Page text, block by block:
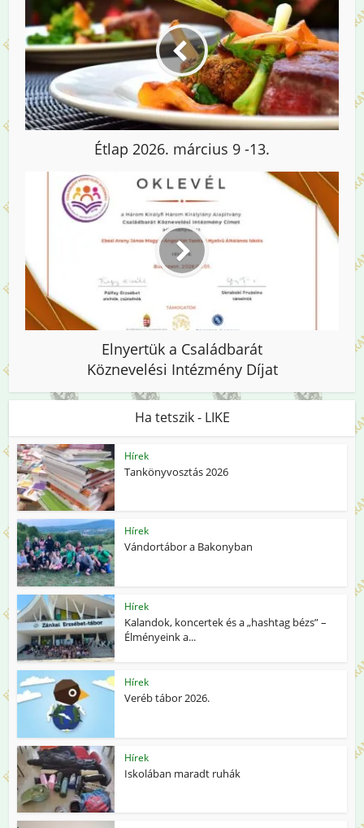
Étlap 2026. március 9 -13.
Elnyertük a Családbarát
Köznevelési Intézmény Díjat
Ha tetszik - LIKE
Hírek
Tankönyvosztás 2026
Hírek
Vándortábor a Bakonyban
Hírek
Kalandok, koncertek és a „hashtag bézs” –
Élményeink a...
Hírek
Veréb tábor 2026.
Hírek
Iskolában maradt ruhák